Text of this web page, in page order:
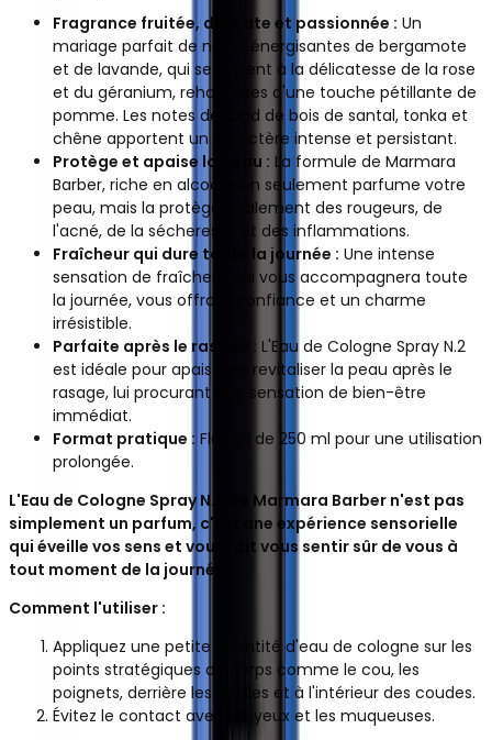
Fragrance fruitée, délicate et passionnée : Un
mariage parfait de notes énergisantes de bergamote
et de lavande, qui se mêlent à la délicatesse de la rose
et du géranium, rehaussées d'une touche pétillante de
pomme. Les notes de fond de bois de santal, tonka et
chêne apportent un caractère intense et persistant.
Protège et apaise la peau : La formule de Marmara
Barber, riche en alcool, non seulement parfume votre
peau, mais la protège également des rougeurs, de
l'acné, de la sécheresse et des inflammations.
Fraîcheur qui dure toute la journée : Une intense
sensation de fraîcheur qui vous accompagnera toute
la journée, vous offrant confiance et un charme
irrésistible.
Parfaite après le rasage : L'Eau de Cologne Spray N.2
est idéale pour apaiser et revitaliser la peau après le
rasage, lui procurant une sensation de bien-être
immédiat.
Format pratique : Flacon de 250 ml pour une utilisation
prolongée.
L'Eau de Cologne Spray N.2 de Marmara Barber n'est pas
simplement un parfum, c'est une expérience sensorielle
qui éveille vos sens et vous fait vous sentir sûr de vous à
tout moment de la journée.
Comment l'utiliser :
Appliquez une petite quantité d'eau de cologne sur les
points stratégiques du corps comme le cou, les
poignets, derrière les oreilles et à l'intérieur des coudes.
Évitez le contact avec les yeux et les muqueuses.